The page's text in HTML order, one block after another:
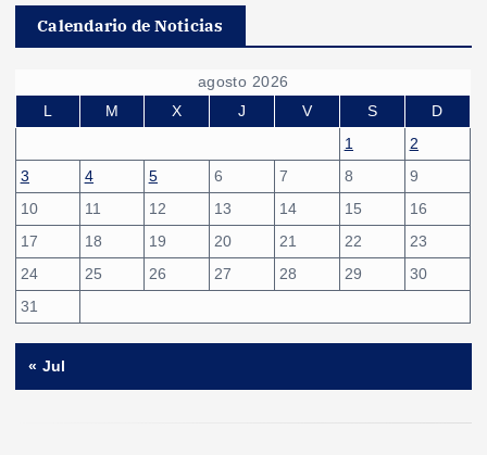
Calendario de Noticias
agosto 2026
L
M X J V S
D
1
2
3
4 5 6 7 8
9
10
11 12 13 14 15
16
17
18 19 20 21 22
23
24
25 26 27 28 29
30
31
« Jul